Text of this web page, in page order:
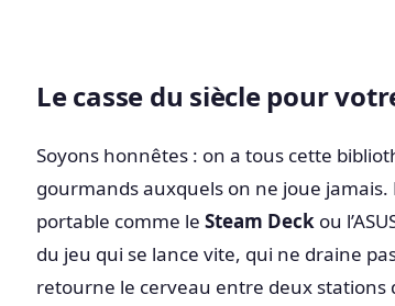
Le casse du siècle pour
Soyons honnêtes : on a tous cette
gourmands auxquels on ne joue jamais.
portable comme le Steam Deck ou
du jeu qui se lance vite, qui ne draine
retourne le cerveau entre deux stations